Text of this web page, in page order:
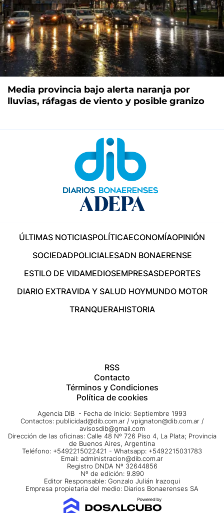
Media provincia bajo alerta naranja por
lluvias, ráfagas de viento y posible granizo
ÚLTIMAS NOTICIASPOLÍTICAECONOMÍAOPINIÓN
SOCIEDADPOLICIALESADN BONAERENSE
ESTILO DE VIDAMEDIOSEMPRESASDEPORTES
DIARIO EXTRAVIDA Y SALUD HOYMUNDO MOTOR
TRANQUERAHISTORIA
RSS
Contacto
Términos y Condiciones
Política de cookies
Agencia DIB - Fecha de Inicio: Septiembre 1993
Contactos: publicidad@dib.com.ar / vpignaton@dib.com.ar /
avisosdib@gmail.com
Dirección de las oficinas: Calle 48 Nº 726 Piso 4, La Plata; Provincia
de Buenos Aires, Argentina
Teléfono: +5492215022421 - Whatsapp: +5492215031783
Email: administracion@dib.com.ar
Registro DNDA Nº 32644856
Nº de edición: 9.890
Editor Responsable: Gonzalo Julián Irazoqui
Empresa propietaria del medio: Diarios Bonaerenses SA